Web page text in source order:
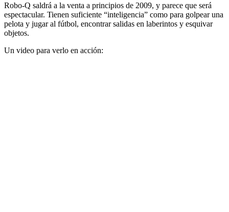
Robo-Q saldrá a la venta a principios de 2009, y parece que será
espectacular. Tienen suficiente “inteligencia” como para golpear una
pelota y jugar al fútbol, encontrar salidas en laberintos y esquivar
objetos.
Un video para verlo en acción: